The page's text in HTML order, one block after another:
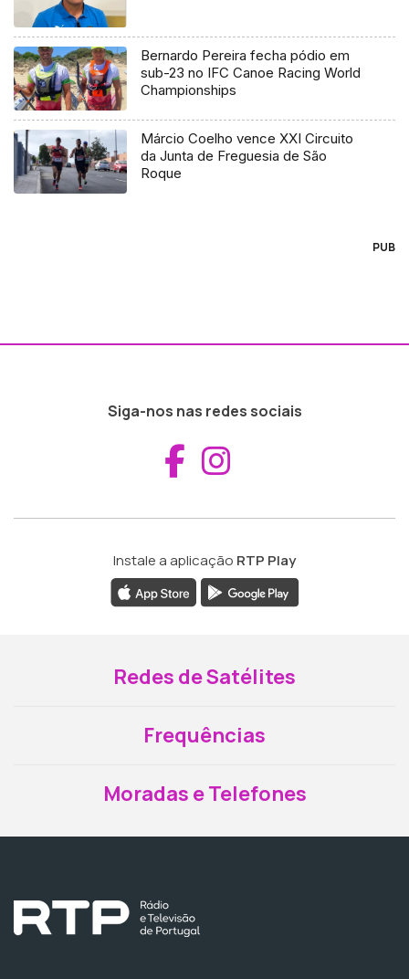
Bernardo Pereira fecha pódio em
sub-23 no IFC Canoe Racing World
Championships
Márcio Coelho vence XXI Circuito
da Junta de Freguesia de São
Roque
PUB
Siga-nos nas redes sociais
Aceder ao
Instale a aplicação RTP Play
Redes de Satélites
Frequências
Moradas e Telefones